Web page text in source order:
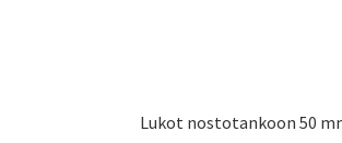
Lukot nostotankoon 50